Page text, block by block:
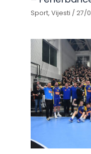
Sport,Vijesti /27/